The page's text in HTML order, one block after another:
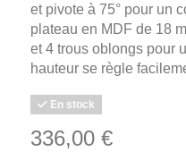
et pivote à 75° pour un
plateau en MDF de 18
et 4 trous oblongs pour
hauteur se règle
En stock
336,00 €